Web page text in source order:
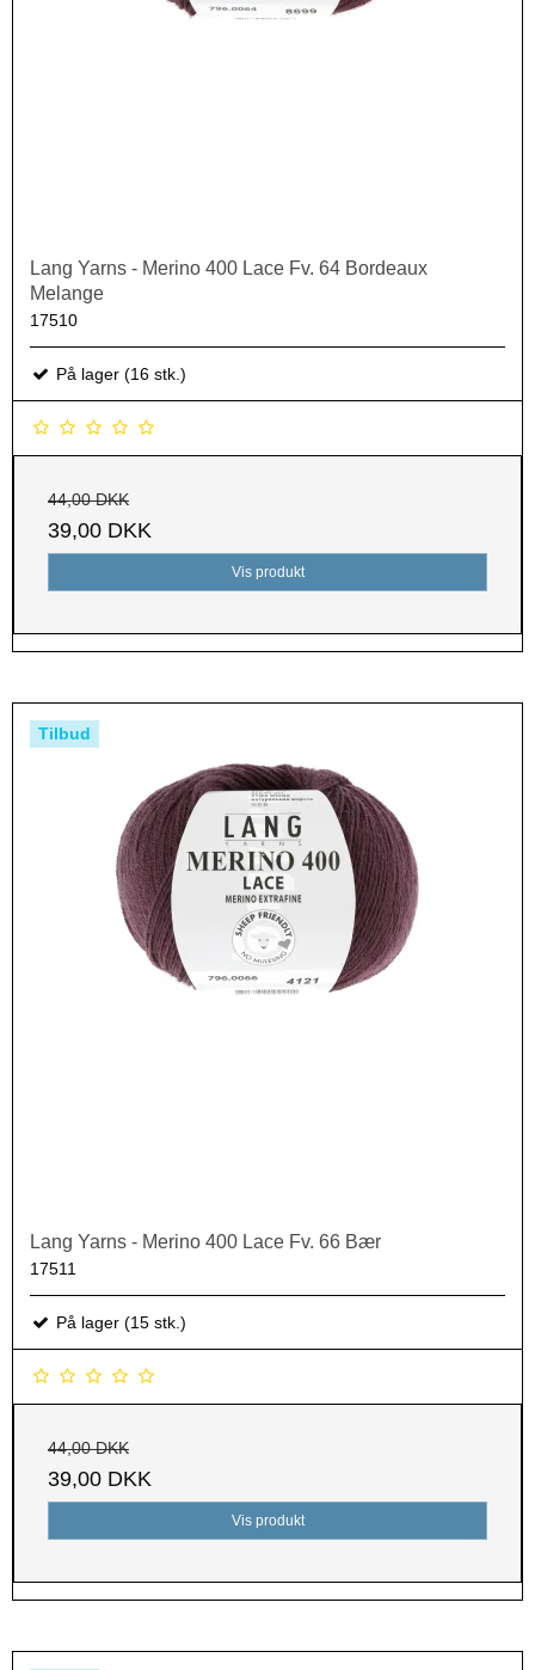
Lang Yarns - Merino 400 Lace Fv. 64 Bordeaux
Melange
17510
På lager (16 stk.)
44,00 DKK
39,00 DKK
Vis produkt
Tilbud
Lang Yarns - Merino 400 Lace Fv. 66 Bær
17511
På lager (15 stk.)
44,00 DKK
39,00 DKK
Vis produkt